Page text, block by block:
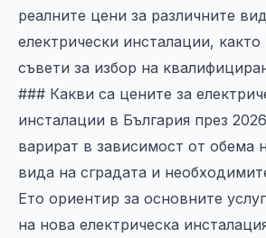
реалните цени за различните
електрически инсталации,
съвети за избор на
### Какви са цените за
инсталации в България през
варират в зависимост от обема
вида на сградата и
Ето ориентир за основните
на нова електрическа